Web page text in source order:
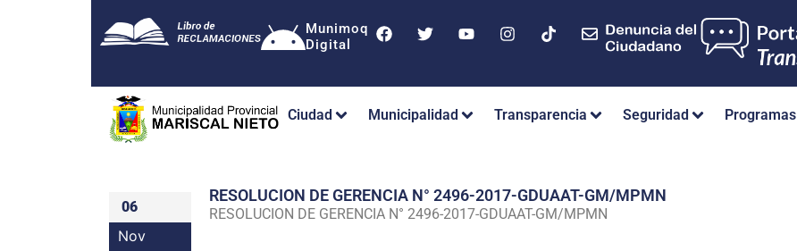
Munimoq
Digital
Ciudad Municipalidad Transparencia Seguridad Programas
06
Nov
RESOLUCION DE GERENCIA N° 2496-2017-GDUAAT-GM/MPMN
RESOLUCION DE GERENCIA N° 2496-2017-GDUAAT-GM/MPMN